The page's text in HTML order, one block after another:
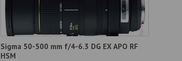
Sigma 50-500 mm f/4-6.3 DG EX APO RF
HSM